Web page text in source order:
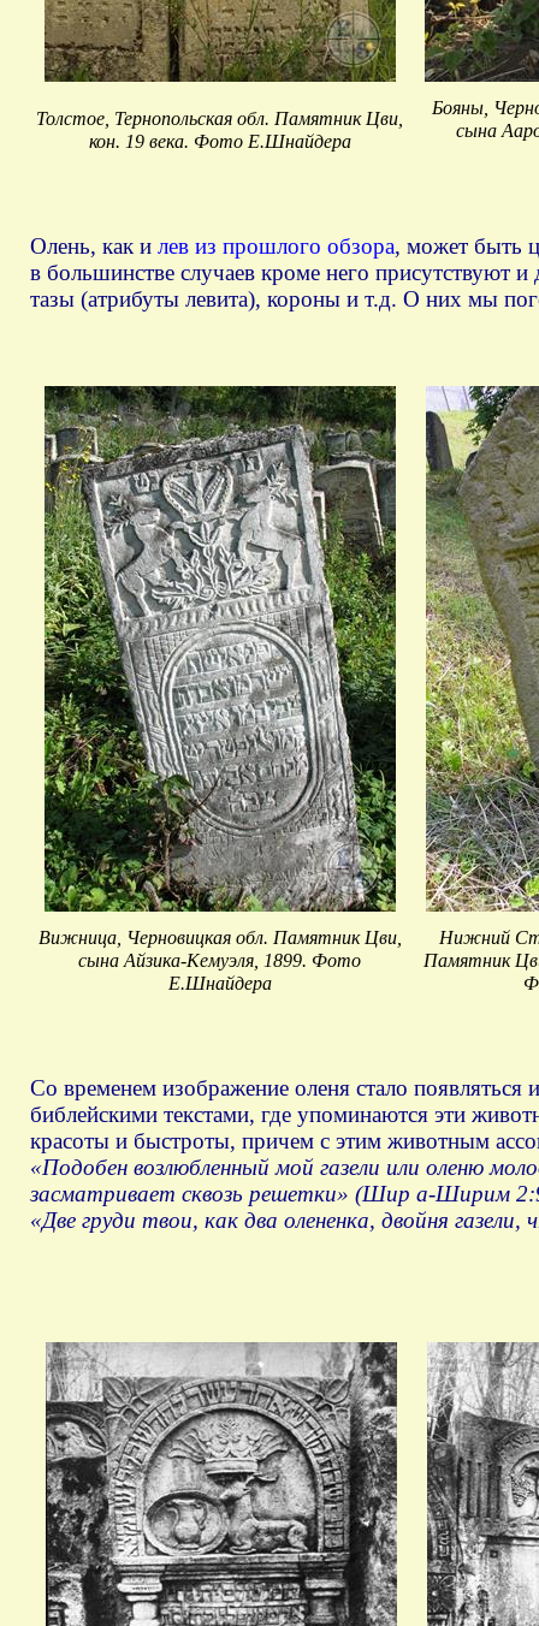
Со временем изображение оленя стало
библейскими текстами, где упоминаются эти
красоты и быстроты, причем с этим животным
«Подобен возлюбленный мой газели или оленю
засматривает сквозь решетки» (Шир а-Ширим
«Две груди твои, как два олененка, двойня
Вижница, Черновицкая обл. Памятник Цви,
сына Айзика-Кемуэля, 1899. Фото
Е.Шнайдера
Нижний
Памятник
Олень, как и лев из прошлого обзора, может быть
в большинстве случаев кроме него
тазы (атрибуты левита), короны и т.д. О них мы
Толстое, Тернопольская обл. Памятник Цви,
кон. 19 века. Фото Е.Шнайдера
Бояны,
сына